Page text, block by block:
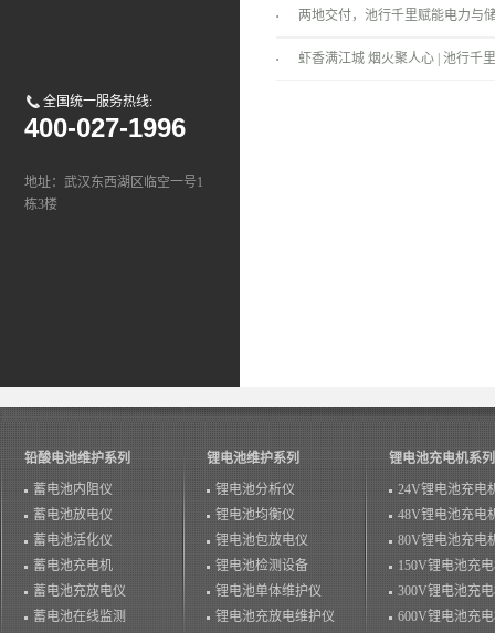
全国统一服务热线:
400-027-1996
地址：武汉东西湖区临空一号1
栋3楼
两地交付，池行千里赋能电力与
景！
虾香满江城 烟火聚人心 | 池行千
铅酸电池维护系列
蓄电池内阻仪
蓄电池放电仪
蓄电池活化仪
蓄电池充电机
蓄电池充放电仪
蓄电池在线监测
锂电池维护系列
锂电池分析仪
锂电池均衡仪
锂电池包放电仪
锂电池检测设备
锂电池单体维护仪
锂电池充放电维护仪
锂电池充电机系列
24V锂电池充电
48V锂电池充电
80V锂电池充电
150V锂电池充
300V锂电池充
600V锂电池充